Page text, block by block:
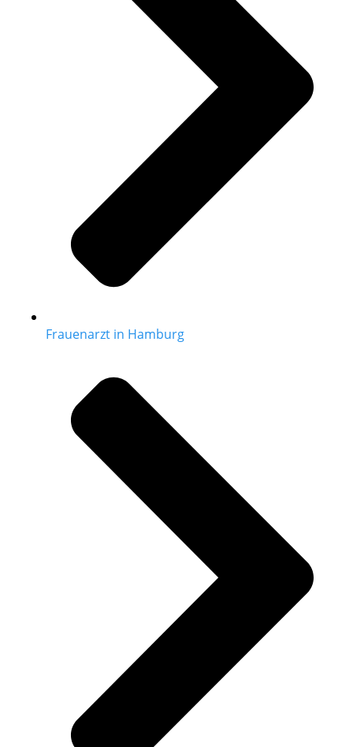
Frauenarzt in Hamburg